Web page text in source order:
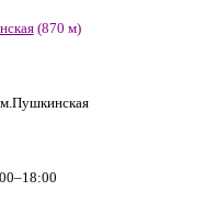
(870 м)